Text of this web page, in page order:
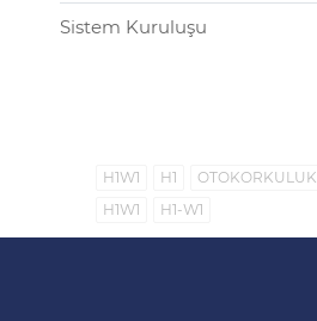
Sistem Kuruluşu
H1W1 H1 OTOKORKULUK
H1W1
H1-W1